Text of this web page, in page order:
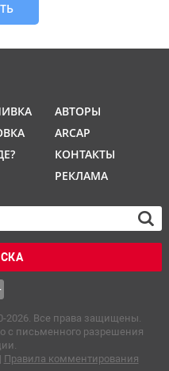
АВТОРЫ
ARCAP
КОНТАКТЫ
РЕКЛАМА
2026. Все права защищены.
с письменного разрешения
| Правила комментирования